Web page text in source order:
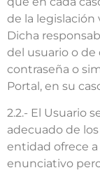
de la
Dicha
del usuario o de
contraseña o
Portal, en su
2.2.- El Usuario
adecuado de
entidad ofrece
enunciativo